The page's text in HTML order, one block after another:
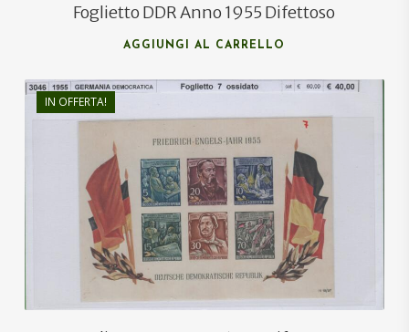
Foglietto DDR Anno 1955 Difettoso
AGGIUNGI AL CARRELLO
IN OFFERTA!
€40,00
€28,00